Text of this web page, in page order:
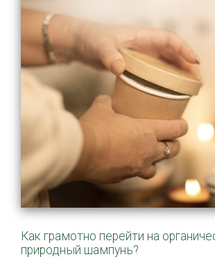
Как грамотно перейти на
природный шампунь?